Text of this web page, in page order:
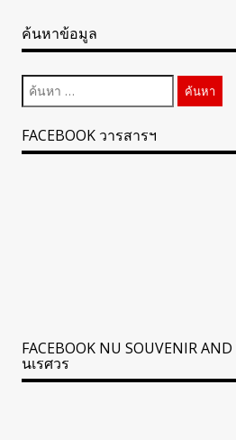
ค้นหาข้อมูล
ค้นหา
สำหรับ:
FACEBOOK วารสารฯ
FACEBOOK NU SOUVENIR
นเรศวร